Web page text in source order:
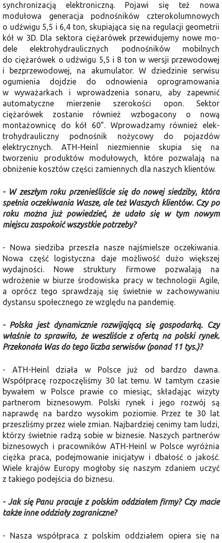
synchronizacją elektroniczną. Pojawi się też nowa
modułowa genera­cja podnośników czterokolumnowych
o udźwigu 5,5 i 6,4 ton, skupiająca się na regulacji geometrii
kół w 3D. Dla sek­tora ciężarówek przewidujemy nowe mo­
dele elektrohydraulicznych podnośników mobilnych
do ciężarówek o udźwigu 5,5 i 8 ton w wersji przewodowej
i bezprze­wodowej, na akumulator. W dziedzinie serwisu
ogumienia dojdzie do odnowie­nia oprogramowania
w wyważarkach i wprowadzenia sonaru, aby zapewnić
automatyczne mierzenie szerokości opon. Sektor
ciężarówek zostanie rów­nież wzbogacony o nową
montażownicę do kół 60”. Wprowadzamy również elek­
trohydrauliczny podnośnik nożycowy do pojazdów
elektrycznych. ATH-Heinl niezmiennie skupia się na
tworzeniu pro­duktów modułowych, które pozwalają na
obniżenie kosztów części zamiennych dla naszych klientów.
- W zeszłym roku przenieśliście się do nowej siedziby, która
spełnia oczekiwania Wasze, ale też Waszych klientów. Czy po
roku można już powiedzieć, że udało się w tym no­wym
miejscu zaspokoić wszystkie potrzeby?
- Nowa siedziba przeszła nasze najśmielsze oczekiwania.
Nowa część logistyczna daje możliwość dużo więk­szej
wydajności. Nowe struktury firmo­we pozwalają na
wdrożenie w biurze środowiska pracy w technologii Agile,
a oprócz tego sprawdzają się świetnie w zachowywaniu
dystansu społecznego ze względu na pandemię.
- Polska jest dynamicznie rozwija­jącą się gospodarką. Czy
właśnie to sprawiło, że weszliście z ofertą na polski rynek.
Przekonała Was do tego liczba serwisów (ponad 11 tys.)?
- ATH-Heinl działa w Polsce już od bar­dzo dawna.
Współpracę rozpoczęliśmy 30 lat temu. W tamtym czasie
bywałem w Polsce prawie co miesiąc, składając wizyty
partnerom biznesowym. Polski rynek i jego rozwój są
naprawdę na bardzo wysokim poziomie. Przez te 30 lat
przeszliśmy przez wiele zmian. Naj­bardziej cenimy tam ludzi,
którzy świet­nie radzą sobie w biznesie. Naszych partnerów
biznesowych i pracowników ATH-Heinl w Polsce wyróżnia
ciężka praca, podejmowanie inicjatyw i dbałość o jakość.
Wiele krajów Europy mogłoby się naszym zdaniem uczyć
z takiego podejścia do biznesu.
- Jak się Panu pracuje z polskim oddziałem firmy? Czy macie
także inne oddziały zagraniczne?
- Nasza współpraca z polskim od­działem opiera się na